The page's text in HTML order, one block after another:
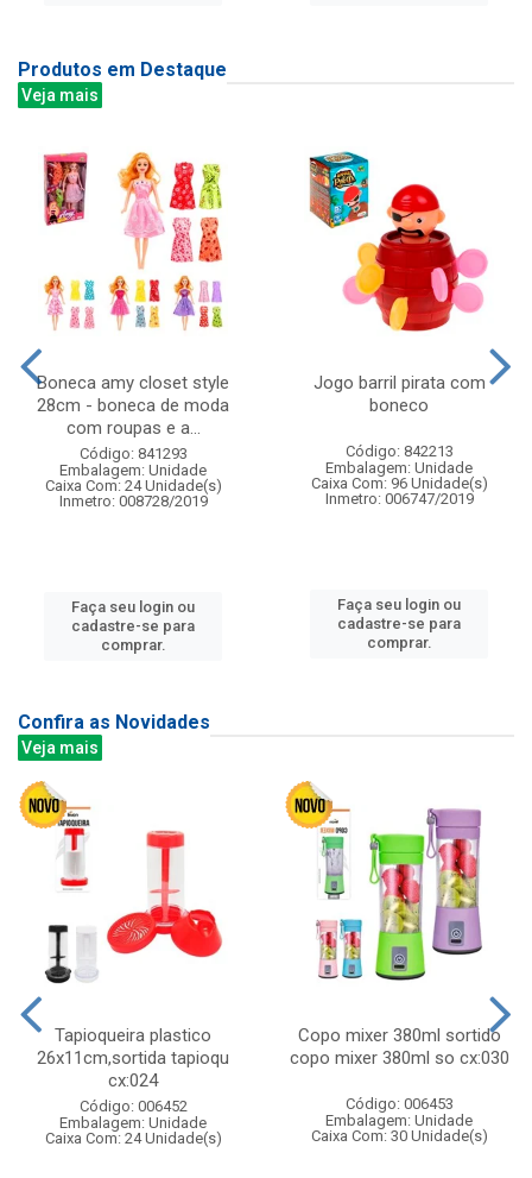
Produtos em Destaque
Veja mais
Boneca amy closet style
28cm - boneca de moda
com roupas e a...
Código: 841293
Embalagem: Unidade
Caixa Com: 24 Unidade(s)
Inmetro: 008728/2019
Faça seu login ou
cadastre-se para
comprar.
Jogo barril pirata com
boneco
Código: 842213
Embalagem: Unidade
Caixa Com: 96 Unidade(s)
Inmetro: 006747/2019
Faça seu login ou
cadastre-se para
comprar.
Confira as Novidades
Veja mais
Tapioqueira plastico
26x11cm,sortida tapioqu
cx:024
Código: 006452
Embalagem: Unidade
Caixa Com: 24 Unidade(s)
Copo mixer 380ml sortido
copo mixer 380ml so cx:030
Código: 006453
Embalagem: Unidade
Caixa Com: 30 Unidade(s)